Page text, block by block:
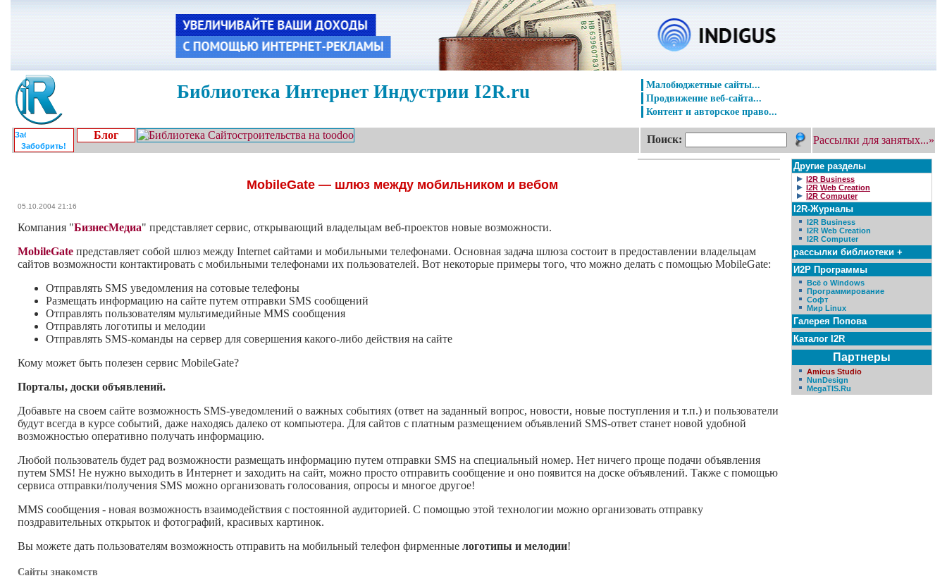
Библиотека Интернет Индустрии I2R.ru
Малобюджетные сайты...
Продвижение веб-сайта...
Контент и авторское право...
Забобрить!
Блог Поиск: Рассылки для занятых...»
MobileGate — шлюз между мобильником и вебом
05.10.2004 21:16
Компания "БизнесМедиа" представляет сервис, открывающий владельцам веб-проектов новые возможности.
MobileGate представляет собой шлюз между Internet сайтами и мобильными телефонами. Основная задача шлюза состоит в предоставлении владельцам
сайтов возможности контактировать с мобильными телефонами их пользователей. Вот некоторые примеры того, что можно делать с помощью MobileGate:
Отправлять SMS уведомления на сотовые телефоны
Размещать информацию на сайте путем отправки SMS сообщений
Отправлять пользователям мультимедийные MMS сообщения
Отправлять логотипы и мелодии
Отправлять SMS-команды на сервер для совершения какого-либо действия на сайте
Кому может быть полезен сервис MobileGate?
Порталы, доски объявлений.
Добавьте на своем сайте возможность SMS-уведомлений о важных событиях (ответ на заданный вопрос, новости, новые поступления и т.п.) и пользователи
будут всегда в курсе событий, даже находясь далеко от компьютера. Для сайтов с платным размещением объявлений SMS-ответ станет новой удобной
возможностью оперативно получать информацию.
Любой пользователь будет рад возможности размещать информацию путем отправки SMS на специальный номер. Нет ничего проще подачи объявления
путем SMS! Не нужно выходить в Интернет и заходить на сайт, можно просто отправить сообщение и оно появится на доске объявлений. Также с помощью
сервиса отправки/получения SMS можно организовать голосования, опросы и многое другое!
MMS сообщения - новая возможность взаимодействия с постоянной аудиторией. С помощью этой технологии можно организовать отправку
поздравительных открыток и фотографий, красивых картинок.
Вы можете дать пользователям возможность отправить на мобильный телефон фирменные логотипы и мелодии!
Сайты знакомств
Другие разделы
I2R Business
I2R Web Creation
I2R Computer
I2R-Журналы
I2R Business
I2R Web Creation
I2R Computer
рассылки библиотеки +
И2Р Программы
Всё о Windows
Программирование
Софт
Мир Linux
Галерея Попова
Каталог I2R
Партнеры
Amicus Studio
NunDesign
MegaTIS.Ru